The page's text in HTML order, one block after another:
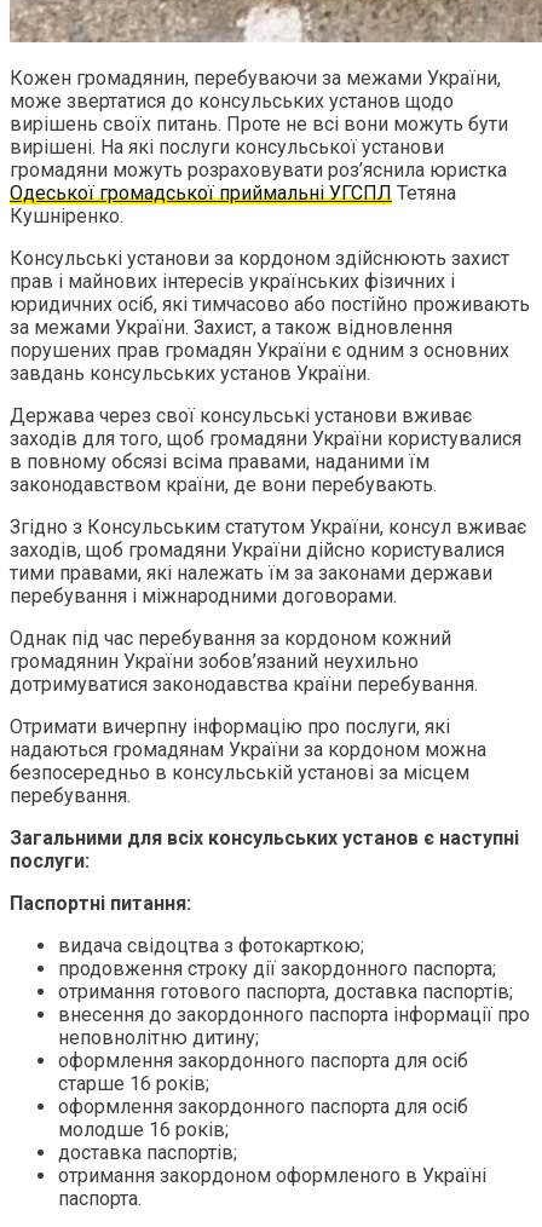
Кожен громадянин, перебуваючи за межами України,
може звертатися до консульських установ щодо
вирішень своїх питань. Проте не всі вони можуть бути
вирішені. На які послуги консульської установи
громадяни можуть розраховувати роз’яснила юристка
Одеської громадської приймальні УГСПЛ Тетяна
Кушніренко.
Консульські установи за кордоном здійснюють захист
прав і майнових інтересів українських фізичних і
юридичних осіб, які тимчасово або постійно проживають
за межами України. Захист, а також відновлення
порушених прав громадян України є одним з основних
завдань консульських установ України.
Держава через свої консульські установи вживає
заходів для того, щоб громадяни України користувалися
в повному обсязі всіма правами, наданими їм
законодавством країни, де вони перебувають.
Згідно з Консульським статутом України, консул вживає
заходів, щоб громадяни України дійсно користувалися
тими правами, які належать їм за законами держави
перебування і міжнародними договорами.
Однак під час перебування за кордоном кожний
громадянин України зобов’язаний неухильно
дотримуватися законодавства країни перебування.
Отримати вичерпну інформацію про послуги, які
надаються громадянам України за кордоном можна
безпосередньо в консульській установі за місцем
перебування.
Загальними для всіх консульських установ є наступні
послуги:
Паспортні питання:
видача свідоцтва з фотокарткою;
продовження строку дії закордонного паспорта;
отримання готового паспорта, доставка паспортів;
внесення до закордонного паспорта інформації про
неповнолітню дитину;
оформлення закордонного паспорта для осіб
старше 16 років;
оформлення закордонного паспорта для осіб
молодше 16 років;
доставка паспортів;
отримання закордоном оформленого в Україні
паспорта.